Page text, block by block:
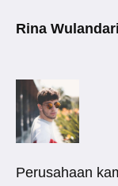
Rina
Perusahaan